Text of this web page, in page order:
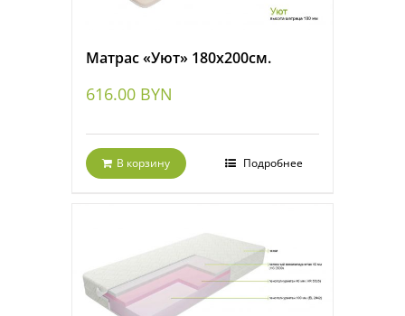
Матрас «Уют» 180х200см.
616.00 BYN
В корзину Подробнее